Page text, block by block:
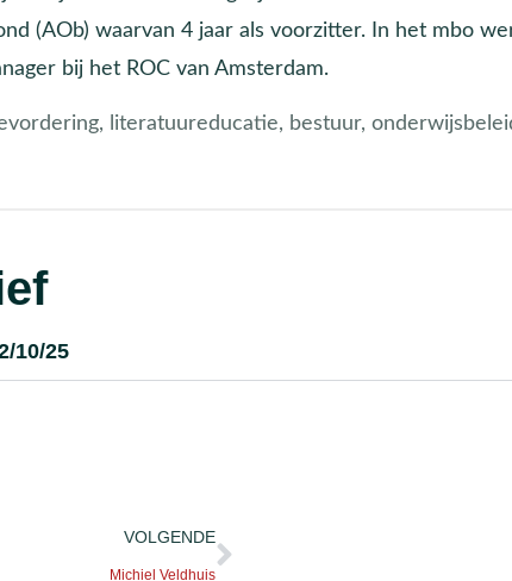
(AOb) waarvan 4 jaar als voorzitter. In het mbo
bij het ROC van Amsterdam.
literatuureducatie, bestuur,
10/25
VOLGENDE
Michiel Veldhuis